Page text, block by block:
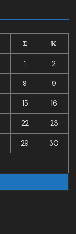
Σ Κ
1 2
8 9
15 16
22 23
29 30